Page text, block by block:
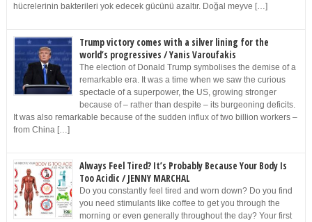
hücrelerinin bakterileri yok edecek gücünü azaltır. Doğal meyve […]
Trump victory comes with a silver lining for the
world’s progressives / Yanis Varoufakis
The election of Donald Trump symbolises the demise of a
remarkable era. It was a time when we saw the curious
spectacle of a superpower, the US, growing stronger
because of – rather than despite – its burgeoning deficits.
It was also remarkable because of the sudden influx of two billion workers –
from China […]
Always Feel Tired? It’s Probably Because Your Body Is
Too Acidic / JENNY MARCHAL
Do you constantly feel tired and worn down? Do you find
you need stimulants like coffee to get you through the
morning or even generally throughout the day? Your first